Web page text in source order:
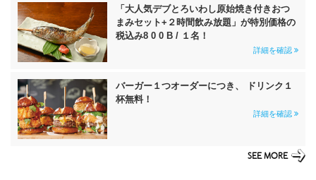
「大人気デブとろいわし原始焼き付きおつ
まみセット+２時間飲み放題」が特別価格の
税込み8 0 0 B / １名！
詳細を確認
バーガー１つオーダーにつき、 ドリンク１
杯無料！
詳細を確認
SEE MORE